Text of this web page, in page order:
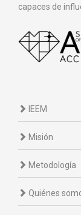
capaces de
IEEM
Misión
Metodología
Quiénes